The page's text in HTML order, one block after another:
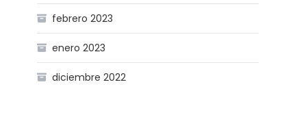
febrero 2023
enero 2023
diciembre 2022